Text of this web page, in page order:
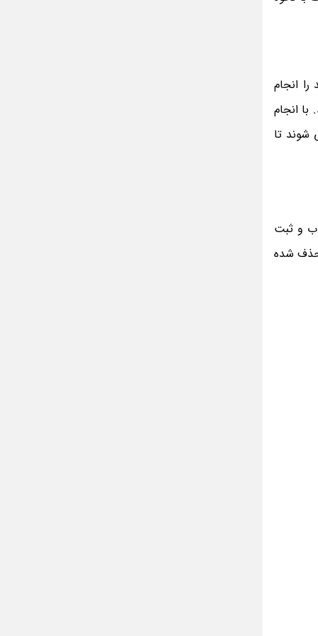
انجام
اید و می خواهید پاورقی 4 را حذف کنید. با انجام
جابجا می شوند تا
و ثبت
حذف شده